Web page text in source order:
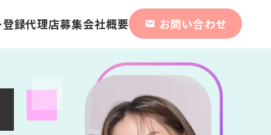
録代理店募集会社概要 お問い合わせ